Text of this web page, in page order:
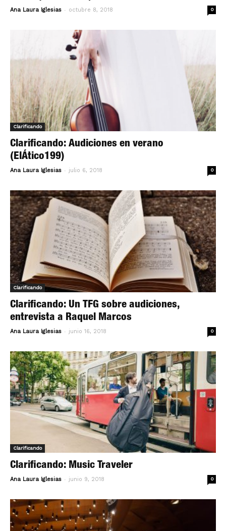
Ana Laura Iglesias - octubre 8, 2018 0
Clarificando
Clarificando: Audiciones en verano
(ElÁtico199)
Ana Laura Iglesias - julio 6, 2018 0
Clarificando
Clarificando: Un TFG sobre audiciones,
entrevista a Raquel Marcos
Ana Laura Iglesias - junio 16, 2018 0
Clarificando
Clarificando: Music Traveler
Ana Laura Iglesias - junio 9, 2018 0